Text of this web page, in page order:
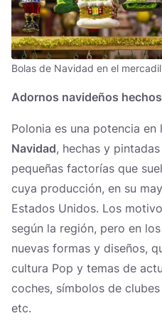
Bolas de Navidad en el
Adornos navideños
Polonia es una potencia
Navidad, hechas y
pequeñas factorías que
cuya producción, en su
Estados Unidos. Los
según la región, pero en
nuevas formas y diseños,
cultura Pop y temas de
coches, símbolos de
etc.